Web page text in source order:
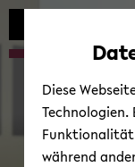
Diese
Technologien.
Funktionalität
während